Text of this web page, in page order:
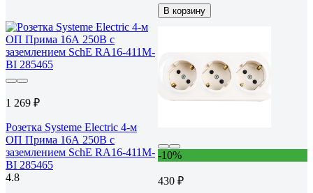
В корзину
1 269 ₽
Розетка Systeme Electric 4-м
ОП Прима 16А 250В с
заземлением SchE RA16-411M-
BI 285465
4.8
-10%
430 ₽